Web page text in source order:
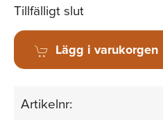
Tillfälligt slut
Lägg i varukorgen
Artikelnr: